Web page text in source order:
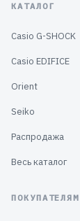
КАТАЛОГ
Casio G-SHOCK
Casio EDIFICE
Orient
Seiko
Распродажа
Весь каталог
ПОКУПАТЕЛЯМ